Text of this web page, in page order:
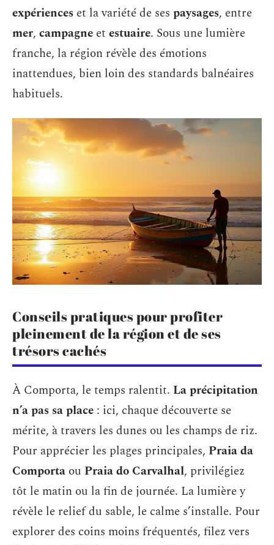
expériences et la variété de ses paysages, entre
mer, campagne et estuaire. Sous une lumière
franche, la région révèle des émotions
inattendues, bien loin des standards balnéaires
habituels.
Conseils pratiques pour profiter
pleinement de la région et de ses
trésors cachés
À Comporta, le temps ralentit. La précipitation
n’a pas sa place : ici, chaque découverte se
mérite, à travers les dunes ou les champs de riz.
Pour apprécier les plages principales, Praia da
Comporta ou Praia do Carvalhal, privilégiez
tôt le matin ou la fin de journée. La lumière y
révèle le relief du sable, le calme s’installe. Pour
explorer des coins moins fréquentés, filez vers